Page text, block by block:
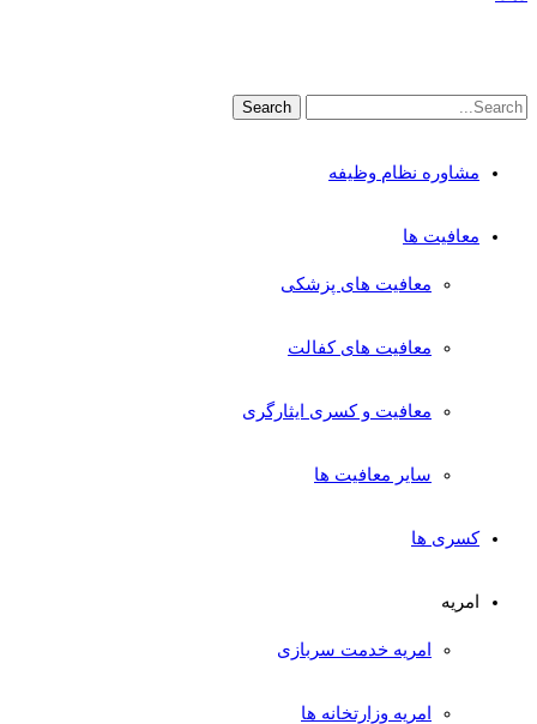
مشاوره نظام وظیفه
معافیت ها
معافیت های پزشکی
معافیت های کفالت
معافیت و کسری ایثارگری
سایر معافیت ها
کسری ها
امریه
امریه خدمت سربازی
امریه وزارتخانه ها